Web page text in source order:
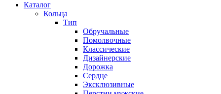
Каталог
Кольца
Тип
Обручальные
Помолвочные
Классические
Дизайнерские
Дорожка
Сердце
Эксклюзивные